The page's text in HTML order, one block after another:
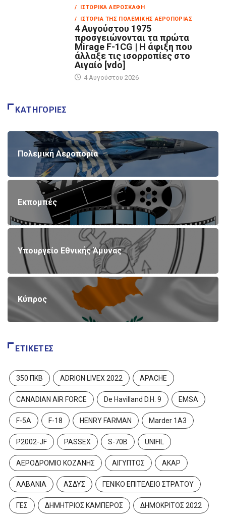
/ ΙΣΤΟΡΙΚΆ ΑΕΡΟΣΚΆΦΗ
/ ΙΣΤΟΡΊΑ ΤΗΣ ΠΟΛΕΜΙΚΉΣ ΑΕΡΟΠΟΡΊΑΣ
4 Αυγούστου 1975
προσγειώνονται τα πρώτα
Mirage F-1CG | Η άφιξη που
άλλαξε τις ισορροπίες στο
Αιγαίο [vdo]
4 Αυγούστου 2026
ΚΑΤΗΓΟΡΊΕΣ
Πολεμική Αεροπορία
Εκπομπές
Υπουργείο Εθνικής Άμυνας
Κύπρος
ΕΤΙΚΈΤΕΣ
350 ΠΚΒ ADRION LIVEX 2022 APACHE
CANADIAN AIR FORCE De Havilland D.H. 9 EMSA
F-5A F-18 HENRY FARMAN Marder 1A3
P2002-JF PASSEX S-70B UNIFIL
ΑΕΡΟΔΡΟΜΙΟ ΚΟΖΑΝΗΣ ΑΙΓΥΠΤΟΣ ΑΚΑΡ
ΑΛΒΑΝΙΑ ΑΣΔΥΣ ΓΕΝΙΚΟ ΕΠΙΤΕΛΕΙΟ ΣΤΡΑΤΟΥ
ΓΕΣ ΔΗΜΗΤΡΙΟΣ ΚΑΜΠΕΡΟΣ ΔΗΜΟΚΡΙΤΟΣ 2022